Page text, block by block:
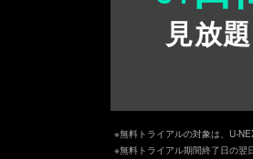
見放
※無料トライアルの対象は、U-
※無料トライアル期間終了日の翌